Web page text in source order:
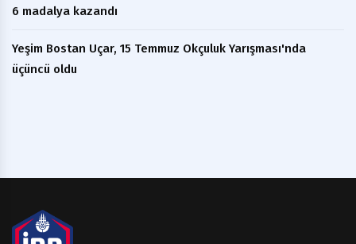
6 madalya kazandı
Yeşim Bostan Uçar, 15 Temmuz Okçuluk Yarışması'nda
üçüncü oldu